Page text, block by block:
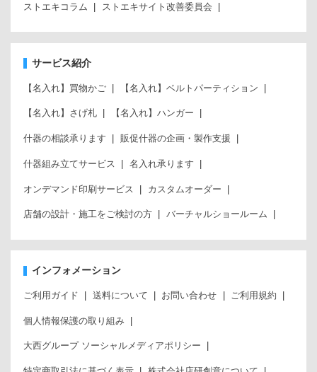
ストエキコラム ストエキサイト改善委員会
サービス紹介
【名入れ】買物かご 【名入れ】ベルトパーティション
【名入れ】さげ札 【名入れ】ハンガー
什器の相談承ります 販促什器の企画・製作支援
什器組み立てサービス 名入れ承ります
オンデマンド印刷サービス カスタムオーダー
店舗の設計・施工をご検討の方 バーチャルショールーム
インフォメーション
ご利用ガイド 送料について お問い合わせ ご利用規約
個人情報保護の取り組み
大西グループ ソーシャルメディアポリシー